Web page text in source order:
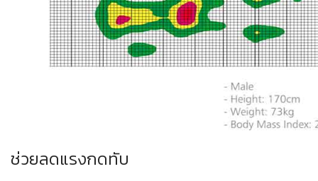
ช่วยลดแรงกดทับ